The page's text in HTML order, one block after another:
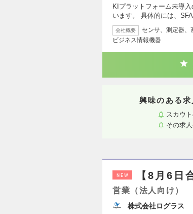
KIプラットフォーム未導
います。 具体的には、
会社概要
センサ、測定器、
ビジネス情報機器
興味のある
スカウ
その求
NEW 【8月6日
営業（法人向け）
株式会社ログラス